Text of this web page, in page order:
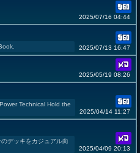
2025/07/16 04:44
2025/07/13 16:47
2025/05/19 08:26
Technical Hold the
2025/04/14 11:27
デッキをカジュアル向
2025/04/09 20:13